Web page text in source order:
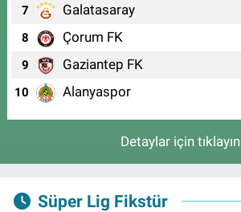
7 Galatasaray
8 Çorum FK
9 Gaziantep FK
10 Alanyaspor
Detaylar için tıklayın
Süper Lig Fikstür